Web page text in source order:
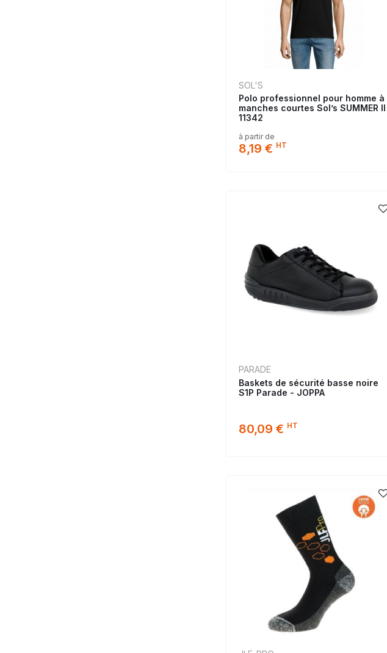
SOL'S
Polo professionnel pour homme à
manches courtes Sol’s SUMMER II
11342
à partir de
8,19 € HT
PARADE
Baskets de sécurité basse noire
S1P Parade - JOPPA
80,09 € HT